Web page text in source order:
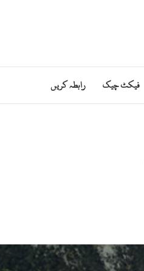
فیکٹ چیک رابطہ کریں